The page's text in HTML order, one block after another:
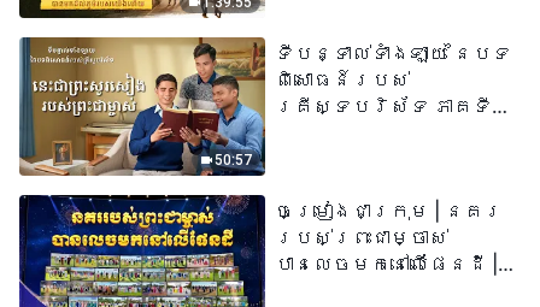
50:57
ទីបន្ទាល់ទាំងឡាយ នៃបទ
ពិសោធន៍របស់
គ្រីស្ទបរិស័ទ ភាគទី
ចម្រៀងជាក្រុម | នគរ
របស់ព្រះជាម្ចាស់
បានលេចមកនៅលើផែនដី |